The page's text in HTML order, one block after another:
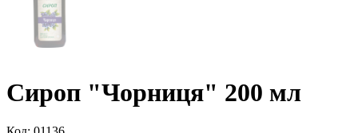
Сироп "Чорниця" 200 мл